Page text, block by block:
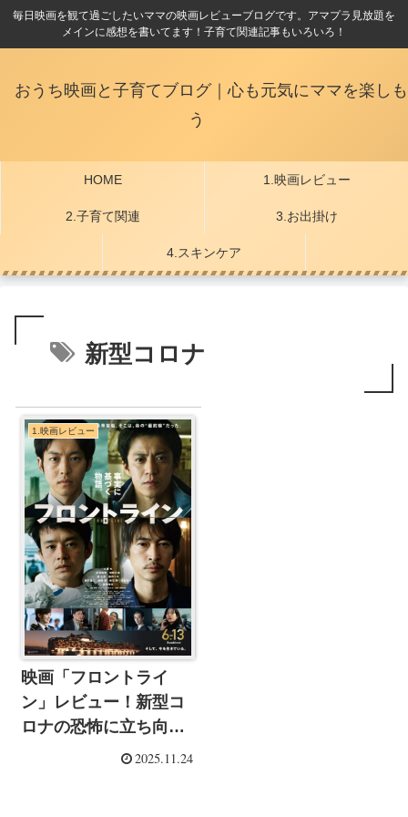
毎日映画を観て過ごしたいママの映画レビューブログです。アマプラ見放題を
メインに感想を書いてます！子育て関連記事もいろいろ！
おうち映画と子育てブログ｜心も元気にママを楽しも
う
HOME 1.映画レビュー
2.子育て関連 3.お出掛け
4.スキンケア
新型コロナ
1.映画レビュー
映画「フロントライ
ン」レビュー！新型コ
ロナの恐怖に立ち向か
う豪華客船のお話2025.11.24